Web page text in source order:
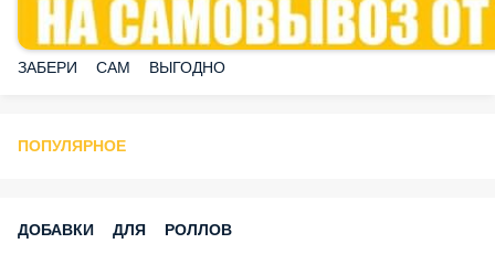
ЗАБЕРИ САМ ВЫГОДНО
ПОПУЛЯРНОЕ
ДОБАВКИ ДЛЯ РОЛЛОВ